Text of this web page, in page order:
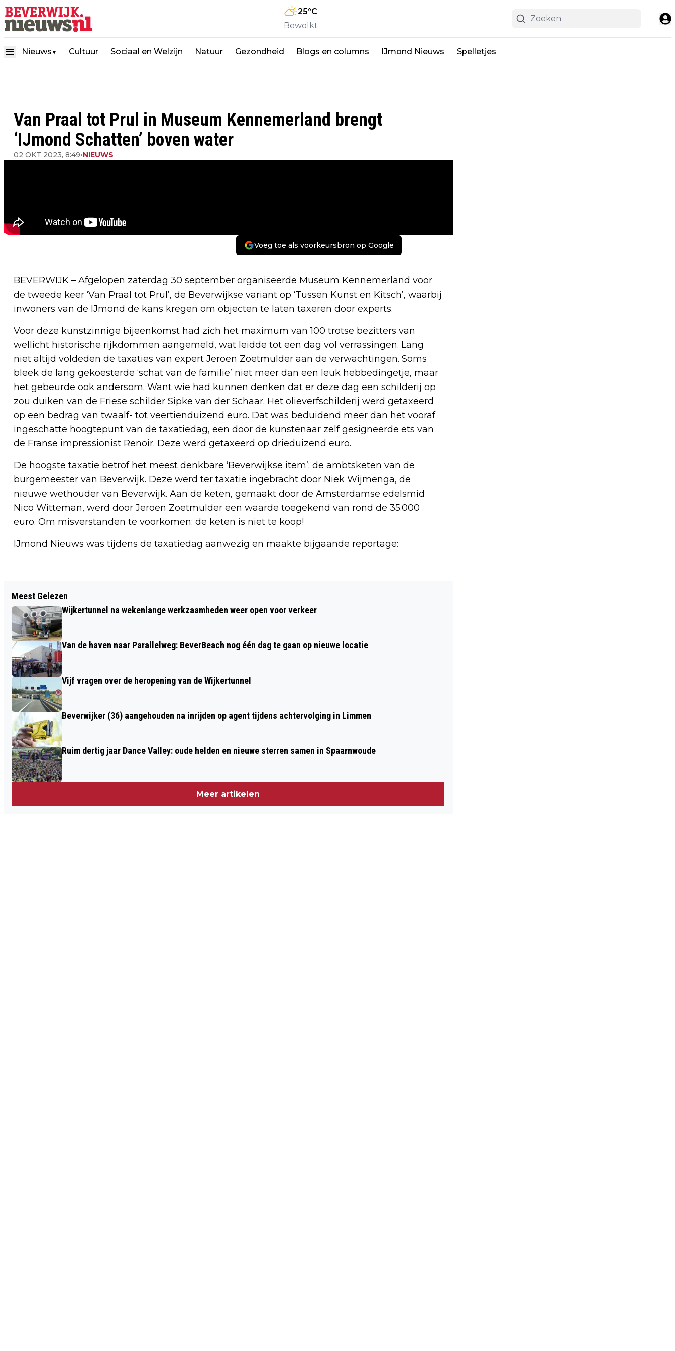
25°C
Bewolkt
Nieuws ▼ Cultuur Sociaal en Welzijn Natuur Gezondheid Blogs en columns IJmond Nieuws Spelletjes
Van Praal tot Prul in Museum Kennemerland brengt
‘IJmond Schatten’ boven water
02 OKT 2023, 8:49•NIEUWS
Voeg toe als voorkeursbron op Google
BEVERWIJK – Afgelopen zaterdag 30 september organiseerde Museum Kennemerland voor
de tweede keer ‘Van Praal tot Prul’, de Beverwijkse variant op ‘Tussen Kunst en Kitsch’, waarbij
inwoners van de IJmond de kans kregen om objecten te laten taxeren door experts.
Voor deze kunstzinnige bijeenkomst had zich het maximum van 100 trotse bezitters van
wellicht historische rijkdommen aangemeld, wat leidde tot een dag vol verrassingen. Lang
niet altijd voldeden de taxaties van expert Jeroen Zoetmulder aan de verwachtingen. Soms
bleek de lang gekoesterde ‘schat van de familie’ niet meer dan een leuk hebbedingetje, maar
het gebeurde ook andersom. Want wie had kunnen denken dat er deze dag een schilderij op
zou duiken van de Friese schilder Sipke van der Schaar. Het olieverfschilderij werd getaxeerd
op een bedrag van twaalf- tot veertienduizend euro. Dat was beduidend meer dan het vooraf
ingeschatte hoogtepunt van de taxatiedag, een door de kunstenaar zelf gesigneerde ets van
de Franse impressionist Renoir. Deze werd getaxeerd op drieduizend euro.
De hoogste taxatie betrof het meest denkbare ‘Beverwijkse item’: de ambtsketen van de
burgemeester van Beverwijk. Deze werd ter taxatie ingebracht door Niek Wijmenga, de
nieuwe wethouder van Beverwijk. Aan de keten, gemaakt door de Amsterdamse edelsmid
Nico Witteman, werd door Jeroen Zoetmulder een waarde toegekend van rond de 35.000
euro. Om misverstanden te voorkomen: de keten is niet te koop!
IJmond Nieuws was tijdens de taxatiedag aanwezig en maakte bijgaande reportage:
HERFSTMARKT MET ZOMER’S TINTJE IN
KASTEELTUIN ASSUMBURG
NAAR GROTE TIJM
Meest Gelezen
Wijkertunnel na wekenlange werkzaamheden weer open voor verkeer
Van de haven naar Parallelweg: BeverBeach nog één dag te gaan op nieuwe locatie
Vijf vragen over de heropening van de Wijkertunnel
Beverwijker (36) aangehouden na inrijden op agent tijdens achtervolging in Limmen
Ruim dertig jaar Dance Valley: oude helden en nieuwe sterren samen in Spaarnwoude
Meer artikelen